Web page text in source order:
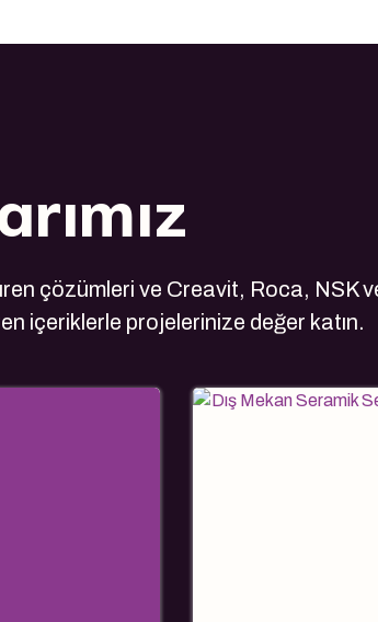
çözümleri ve Creavit, Roca, NSK
içeriklerle projelerinize değer katın.